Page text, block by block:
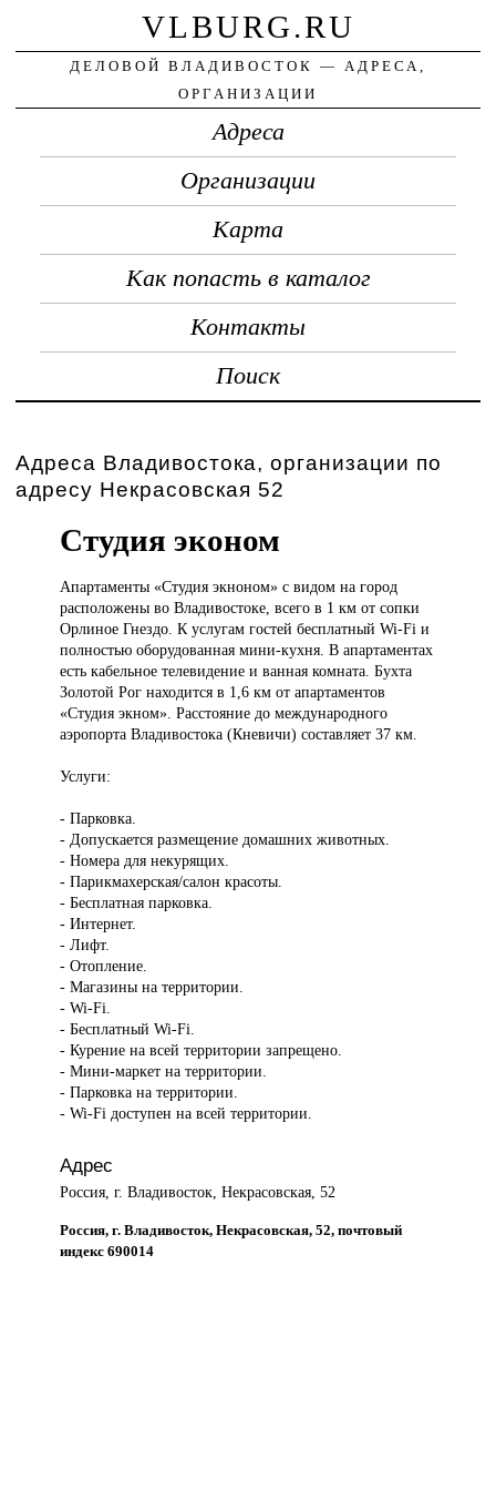
VLBURG.RU
ДЕЛОВОЙ ВЛАДИВОСТОК — АДРЕСА,
ОРГАНИЗАЦИИ
Адреса
Организации
Карта
Как попасть в каталог
Контакты
Поиск
Адреса Владивостока, организации по
адресу Некрасовская 52
Студия эконом
Апартаменты «Студияэкноном» с видом на город
расположены во Владивостоке, всего в 1 км от сопки
Орлиное Гнездо. К услугам гостей бесплатный Wi-Fi и
полностью оборудованная мини-кухня. В апартаментах
есть кабельное телевидение и ванная комната. Бухта
Золотой Рог находится в 1,6 км от апартаментов
«Студия экном». Расстояние до международного
аэропорта Владивостока (Кневичи) составляет 37 км.
Услуги:
- Парковка.
- Допускается размещение домашних животных.
- Номера для некурящих.
- Парикмахерская/салон красоты.
- Бесплатная парковка.
- Интернет.
- Лифт.
- Отопление.
- Магазины на территории.
- Wi-Fi.
- Бесплатный Wi-Fi.
- Курение на всей территории запрещено.
- Мини-маркет на территории.
- Парковка на территории.
- Wi-Fi доступен на всей территории.
Адрес
Россия, г. Владивосток, Некрасовская, 52
Россия, г. Владивосток, Некрасовская, 52, почтовый
индекс 690014